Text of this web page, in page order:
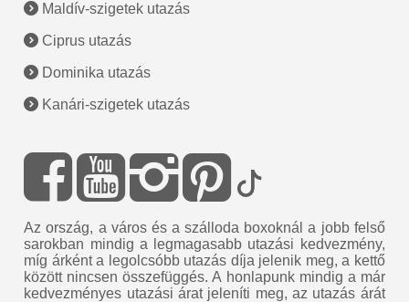
Maldív-szigetek utazás
Ciprus utazás
Dominika utazás
Kanári-szigetek utazás
Az ország, a város és a szálloda boxoknál a jobb felső
sarokban mindig a legmagasabb utazási kedvezmény,
míg árként a legolcsóbb utazás díja jelenik meg, a kettő
között nincsen összefüggés. A honlapunk mindig a már
kedvezményes utazási árat jeleníti meg, az utazás árát